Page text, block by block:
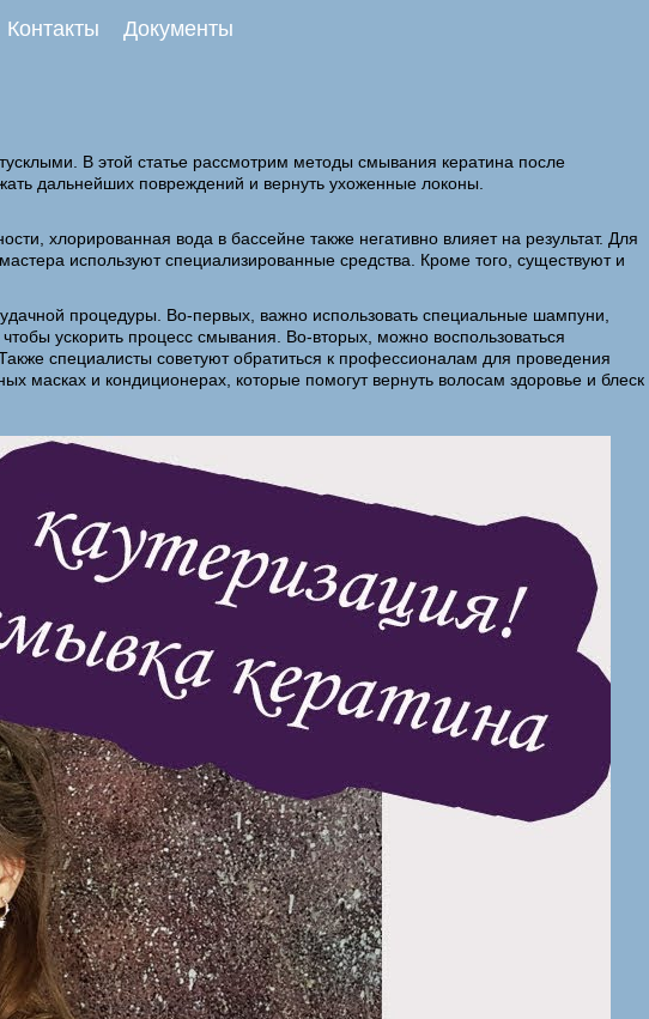
Контакты Документы
В этой статье рассмотрим методы смывания кератина после
дальнейших повреждений и вернуть ухоженные локоны.
хлорированная вода в бассейне также негативно влияет на результат. Для
используют специализированные средства. Кроме того, существуют и
процедуры. Во-первых, важно использовать специальные шампуни,
ускорить процесс смывания. Во-вторых, можно воспользоваться
специалисты советуют обратиться к профессионалам для проведения
масках и кондиционерах, которые помогут вернуть волосам здоровье и блеск